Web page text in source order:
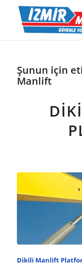
Şunun için
Manlift
Dikili Manlift